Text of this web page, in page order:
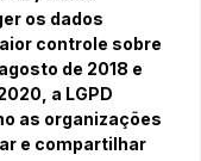
os dados
controle sobre
de 2018 e
a LGPD
as organizações
e compartilhar